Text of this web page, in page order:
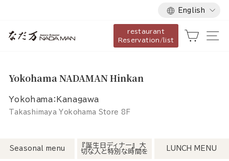
content
Language
English
restaurant
Reservation/list
Cart
Yokohama NADAMAN Hinkan
Yokohama：Kanagawa
Takashimaya Yokohama Store 8F
Seasonal menu
『誕生日ディナー』 大
切な人と特別な時間を
LUNCH MENU